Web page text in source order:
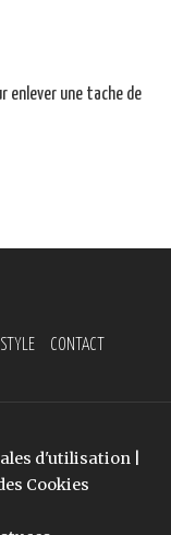
enlever une tache de
CONTACT
d'utilisation
Cookies